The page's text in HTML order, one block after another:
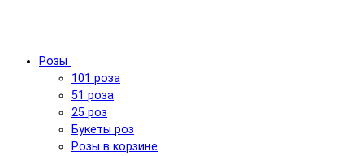
Розы
101 роза
51 роза
25 роз
Букеты роз
Розы в корзине